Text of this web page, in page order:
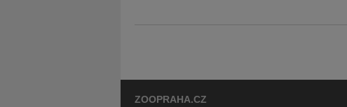
ZOOPRAHA.CZ